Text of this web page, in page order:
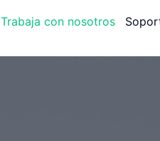
Trabaja con nosotros